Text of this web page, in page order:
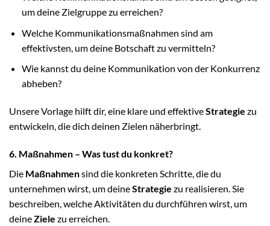
um deine Zielgruppe zu erreichen?
Welche Kommunikationsmaßnahmen sind am
effektivsten, um deine Botschaft zu vermitteln?
Wie kannst du deine Kommunikation von der Konkurrenz
abheben?
Unsere Vorlage hilft dir, eine klare und effektiveStrategie zu
entwickeln, die dich deinen Zielen näherbringt.
6. Maßnahmen – Was tust du konkret?
Die Maßnahmensind die konkreten Schritte, die du
unternehmen wirst, um deineStrategie zu realisieren. Sie
beschreiben, welche Aktivitäten du durchführen wirst, um
deineZiele zu erreichen.